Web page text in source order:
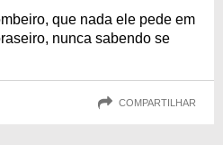
que nada ele pede em
nunca sabendo se
COMPARTILHAR